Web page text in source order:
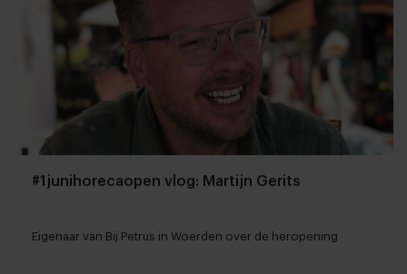
#1junihorecaopen vlog: Martijn Gerits
Eigenaar van Bij Petrus in Woerden over de heropening